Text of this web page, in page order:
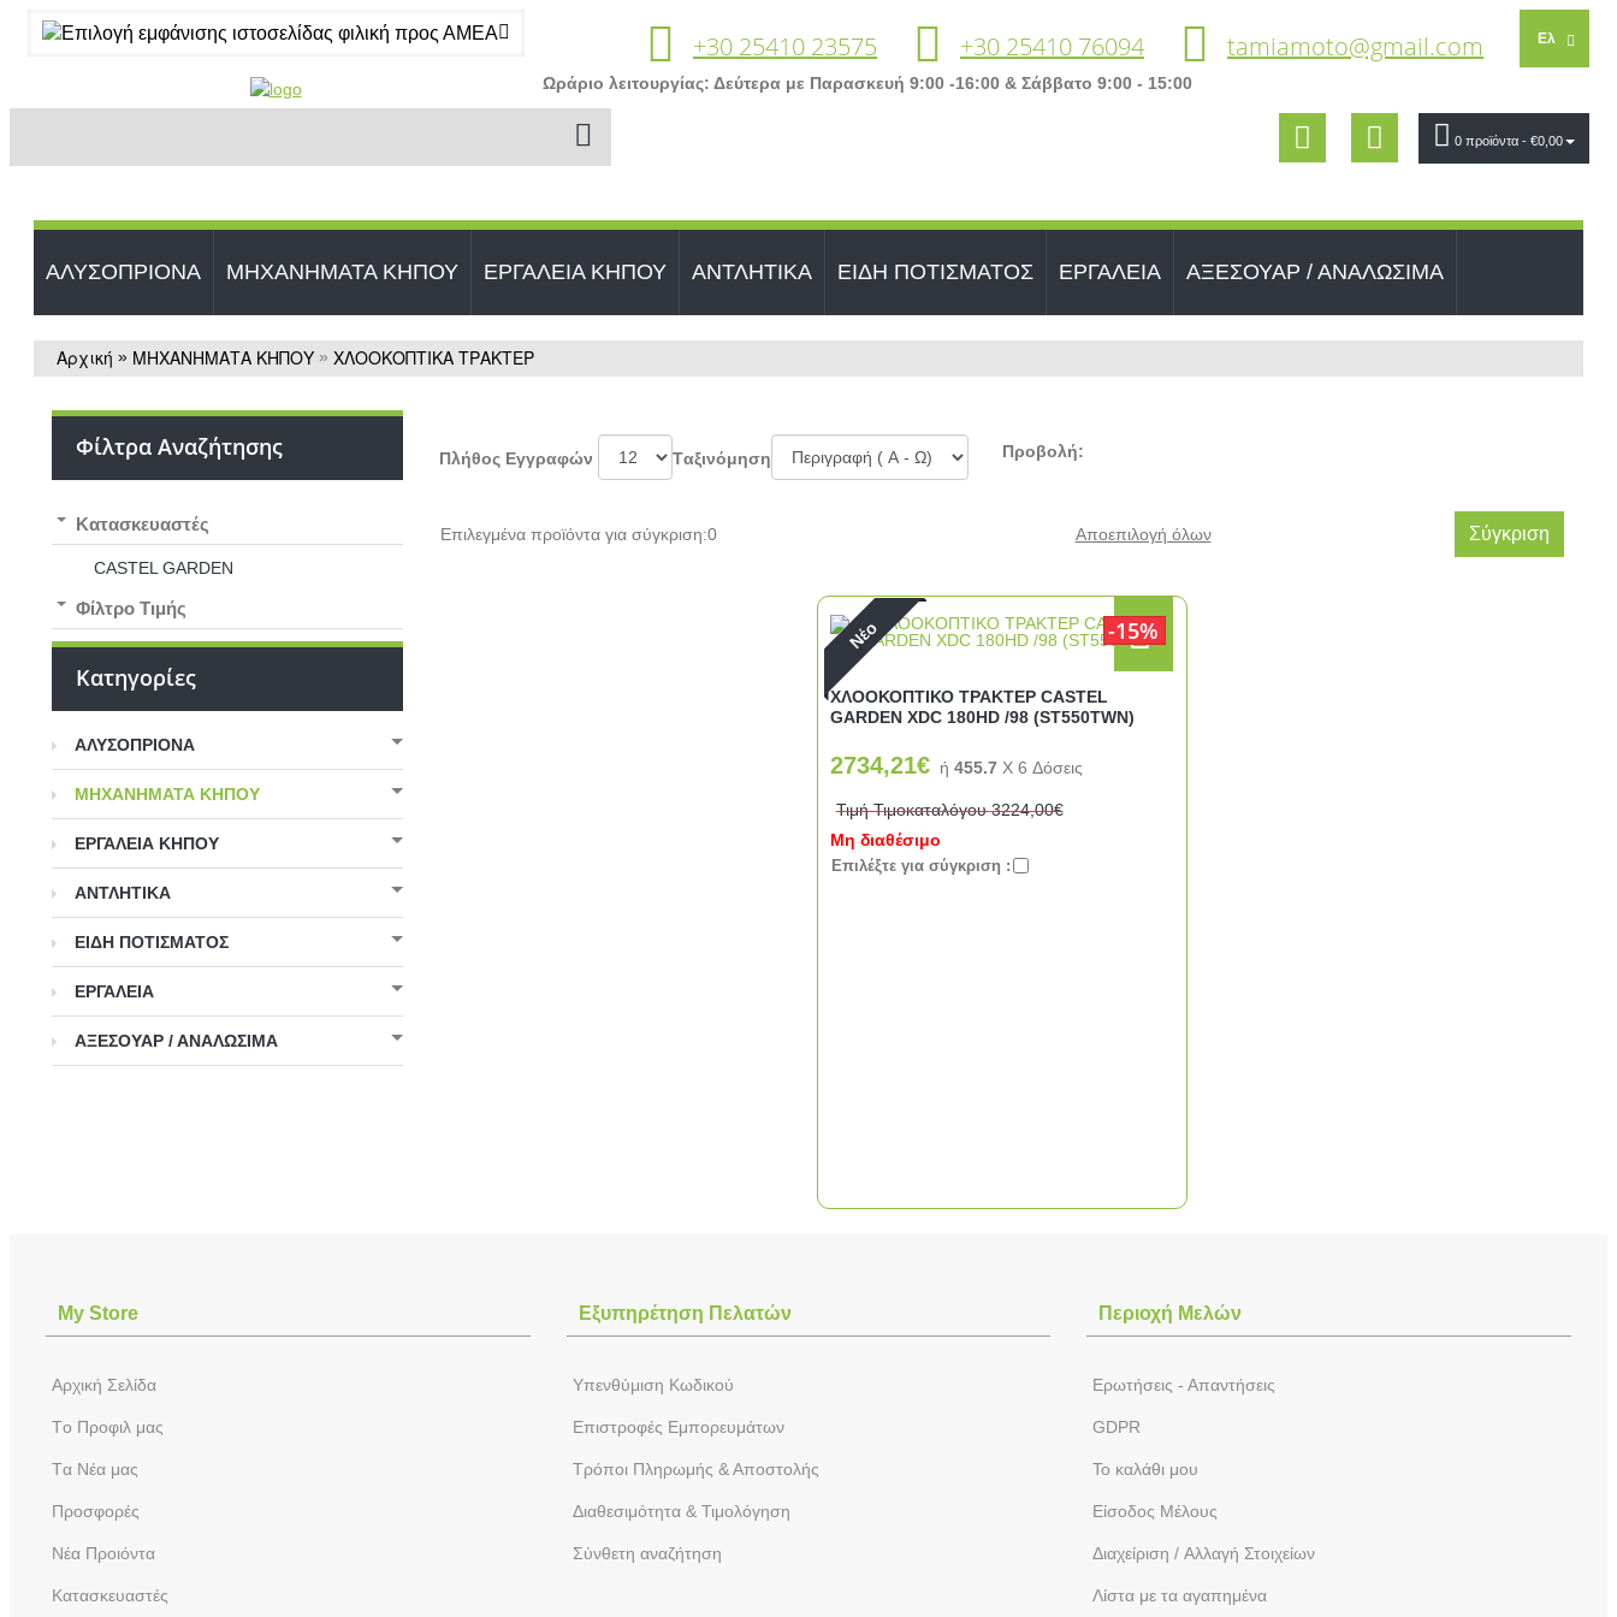
+30 25410 23575 +30 25410 76094 tamiamoto@gmail.com Ελ
0 προϊόντα - €0,00
Ωράριο λειτουργίας: Δεύτερα με Παρασκευή 9:00 -16:00 & Σάββατο 9:00 - 15:00
ΑΛΥΣΟΠΡΙΟΝΑ ΜΗΧΑΝΗΜΑΤΑ ΚΗΠΟΥ ΕΡΓΑΛΕΙΑ ΚΗΠΟΥ ΑΝΤΛΗΤΙΚΑ ΕΙΔΗ ΠΟΤΙΣΜΑΤΟΣ ΕΡΓΑΛΕΙΑ ΑΞΕΣΟΥΑΡ / ΑΝΑΛΩΣΙΜΑ
Αρχική » ΜΗΧΑΝΗΜΑΤΑ ΚΗΠΟΥ » ΧΛΟΟΚΟΠΤΙΚA ΤΡΑΚΤΕΡ
Φίλτρα Αναζήτησης
Kατασκευαστές
CASTEL GARDEN
Φίλτρο Τιμής
Κατηγορίες
ΑΛΥΣΟΠΡΙΟΝΑ
ΜΗΧΑΝΗΜΑΤΑ ΚΗΠΟΥ
ΕΡΓΑΛΕΙΑ ΚΗΠΟΥ
ΑΝΤΛΗΤΙΚΑ
ΕΙΔΗ ΠΟΤΙΣΜΑΤΟΣ
ΕΡΓΑΛΕΙΑ
ΑΞΕΣΟΥΑΡ / ΑΝΑΛΩΣΙΜΑ
Πλήθος Εγγραφών Tαξινόμηση Προβολή:
Επιλεγμένα προϊόντα για σύγκριση:0 Αποεπιλογή όλων Σύγκριση
Νέο 15%
ΧΛΟΟΚΟΠΤΙΚΟ ΤΡΑΚΤΕΡ CASTEL
GARDEN XDC 180HD /98 (ST550TWN)
2734,21€ή 455.7X 6 Δόσεις
Τιμή Τιμοκαταλόγου3224,00€
Μη διαθέσιμο
Eπιλέξτε για σύγκριση :
Μy Store
Aρχική Σελίδα
Tο Προφιλ μας
Tα Νέα μας
Προσφορές
Νέα Προιόντα
Kατασκευαστές
Εξυπηρέτηση Πελατών
Yπενθύμιση Κωδικού
Επιστροφές Εμπορευμάτων
Τρόποι Πληρωμής & Αποστολής
Διαθεσιμότητα & Τιμολόγηση
Σύνθετη αναζήτηση
Περιοχή Mελών
Ερωτήσεις - Απαντήσεις
GDPR
To καλάθι μου
Eίσοδος Μέλους
Διαχείριση / Aλλαγή Στοιχείων
Λίστα με τα αγαπημένα